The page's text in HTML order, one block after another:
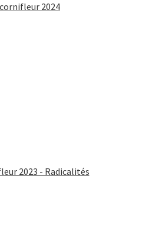
2024
2023 - Radicalités